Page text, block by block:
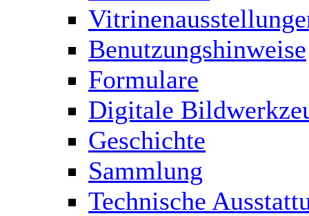
Benutzungshinweise
Formulare
Digitale
Geschichte
Sammlung
Technische